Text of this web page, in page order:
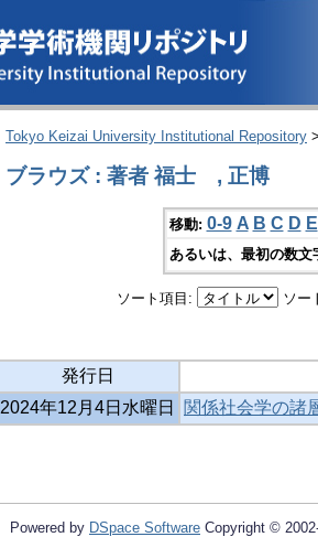
Tokyo Keizai University Institutional Repository
ブラウズ : 著者 福士 , 正博
移動: 0-9 A B C D E
あるいは、最初の数
ソート項目: ソー
発行日
2024年12月4日水曜日
関係社会学の諸
Powered by DSpace Software Copyright ©